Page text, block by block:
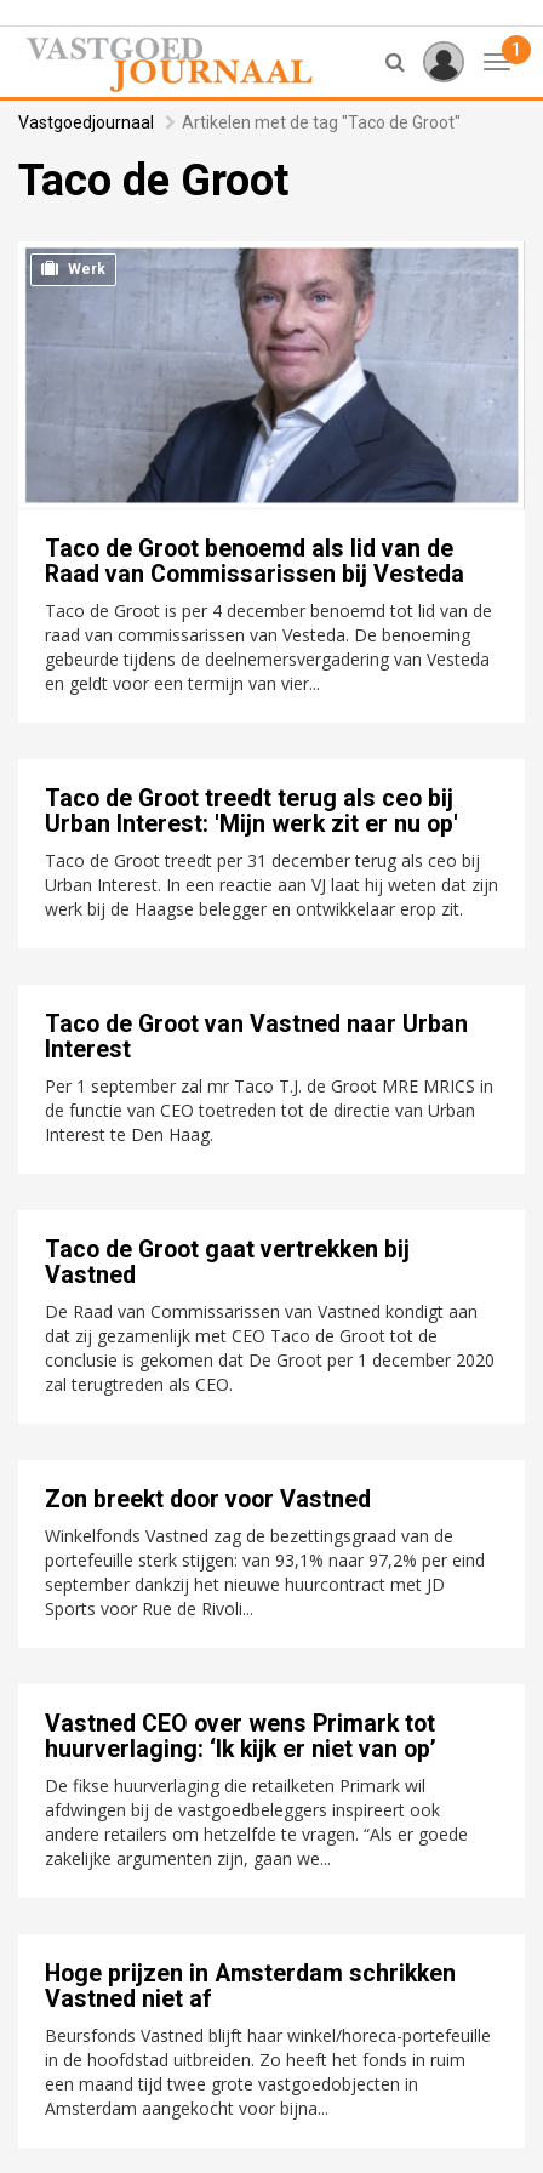
1
Vastgoedjournaal Artikelen met de tag "Taco de Groot"
Taco de Groot
Werk
Taco de Groot benoemd als lid van de
Raad van Commissarissen bij Vesteda
Taco de Groot is per 4 december benoemd tot lid van de
raad van commissarissen van Vesteda. De benoeming
gebeurde tijdens de deelnemersvergadering van Vesteda
en geldt voor een termijn van vier...
Taco de Groot treedt terug als ceo bij
Urban Interest: 'Mijn werk zit er nu op'
Taco de Groot treedt per 31 december terug als ceo bij
Urban Interest. In een reactie aan VJ laat hij weten dat zijn
werk bij de Haagse belegger en ontwikkelaar erop zit.
Taco de Groot van Vastned naar Urban
Interest
Per 1 september zal mr Taco T.J. de Groot MRE MRICS in
de functie van CEO toetreden tot de directie van Urban
Interest te Den Haag.
Taco de Groot gaat vertrekken bij
Vastned
De Raad van Commissarissen van Vastned kondigt aan
dat zij gezamenlijk met CEO Taco de Groot tot de
conclusie is gekomen dat De Groot per 1 december 2020
zal terugtreden als CEO.
Zon breekt door voor Vastned
Winkelfonds Vastned zag de bezettingsgraad van de
portefeuille sterk stijgen: van 93,1% naar 97,2% per eind
september dankzij het nieuwe huurcontract met JD
Sports voor Rue de Rivoli...
Vastned CEO over wens Primark tot
huurverlaging: ‘Ik kijk er niet van op’
De fikse huurverlaging die retailketen Primark wil
afdwingen bij de vastgoedbeleggers inspireert ook
andere retailers om hetzelfde te vragen. “Als er goede
zakelijke argumenten zijn, gaan we...
Hoge prijzen in Amsterdam schrikken
Vastned niet af
Beursfonds Vastned blijft haar winkel/horeca-portefeuille
in de hoofdstad uitbreiden. Zo heeft het fonds in ruim
een maand tijd twee grote vastgoedobjecten in
Amsterdam aangekocht voor bijna...